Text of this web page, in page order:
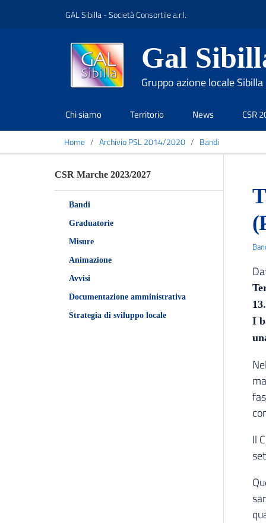
GAL Sibilla - Società Consortile a.r.l.
Gal
Gruppo azione locale Sibilla
Chi siamo Territorio News CSR
Home Archivio PSL 2014/2020 Bandi
CSR Marche 2023/2027
Bandi
Graduatorie
Misure
Animazione
Avvisi
Documentazione amministrativa
Strategia di sviluppo locale
I
Il